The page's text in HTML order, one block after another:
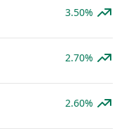
3.50%
2.70%
2.60%